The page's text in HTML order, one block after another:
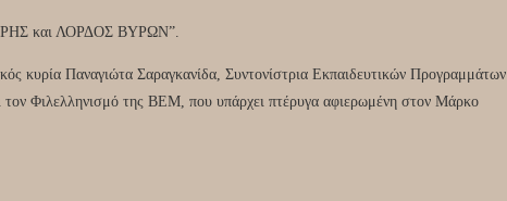
και ΛΟΡΔΟΣ ΒΥΡΩΝ”.
κυρία Παναγιώτα Σαραγκανίδα, Συντονίστρια Εκπαιδευτικών Προγραμμάτων
Φιλελληνισμό της ΒΕΜ, που υπάρχει πτέρυγα αφιερωμένη στον Μάρκο